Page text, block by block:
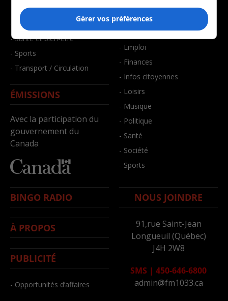
- Environnement
- Faits divers
- Santé et bien-être
- Sports
- Transport / Circulation
ÉMISSIONS
Avec la participation du
gouvernement du
Canada
- Art de vivre
- Bien-être
- Emploi
- Finances
- Infos citoyennes
- Loisirs
- Musique
- Politique
- Santé
- Société
- Sports
BINGO RADIO
À PROPOS
PUBLICITÉ
- Opportunités d’affaires
NOUS JOINDRE
91,rue Saint-Jean
Longueuil (Québec)
J4H 2W8
SMS | 450-646-6800
admin@fm1033.ca
Gérer vos préférences